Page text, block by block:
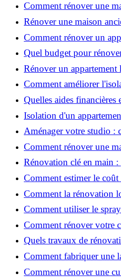
Comment rénover une
coûts et conseils ?
Rénover une maison
étapes, budget et astuces
Comment rénover un
?
Quel budget pour
2026 ?
Rénover un appartement
conseils pratiques et
Comment améliorer
appartement ?
Quelles aides
rénover votre
Isolation d'un
prix et conseils
Aménager votre studio :
erreurs à éviter
Comment rénover une
avec 50 000 € : budget,
Rénovation clé en main
solution et à quoi faire
Comment estimer le
?
Comment la rénovation
rentabilité de votre parc
Comment utiliser le
Salt pour des cheveux
Comment rénover votre
astuces bois ?
Quels travaux de
éligibles à
Comment fabriquer une
maison ?
Comment rénover une